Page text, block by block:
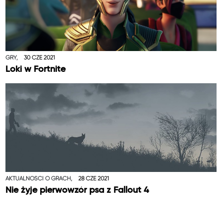
GRY, 30 CZE 2021
Loki w Fortnite
AKTUALNOŚCI O GRACH, 28 CZE 2021
Nie żyje pierwowzór psa z Fallout 4